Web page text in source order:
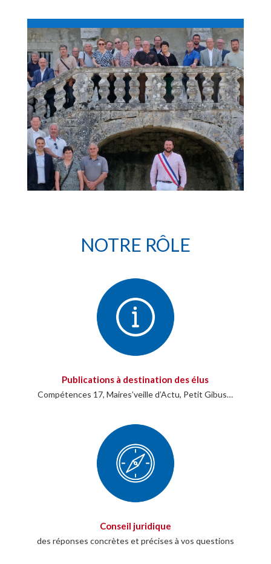
NOTRE RÔLE
Publications à destination des élus
Compétences 17, Maires’veille d’Actu, Petit Gibus…
Conseil juridique
des réponses concrètes et précises à vos questions